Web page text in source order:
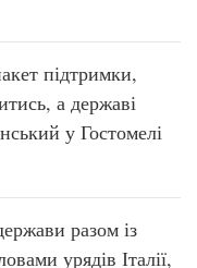
підтримки,
а державі
у Гостомелі
разом із
урядів Італії,